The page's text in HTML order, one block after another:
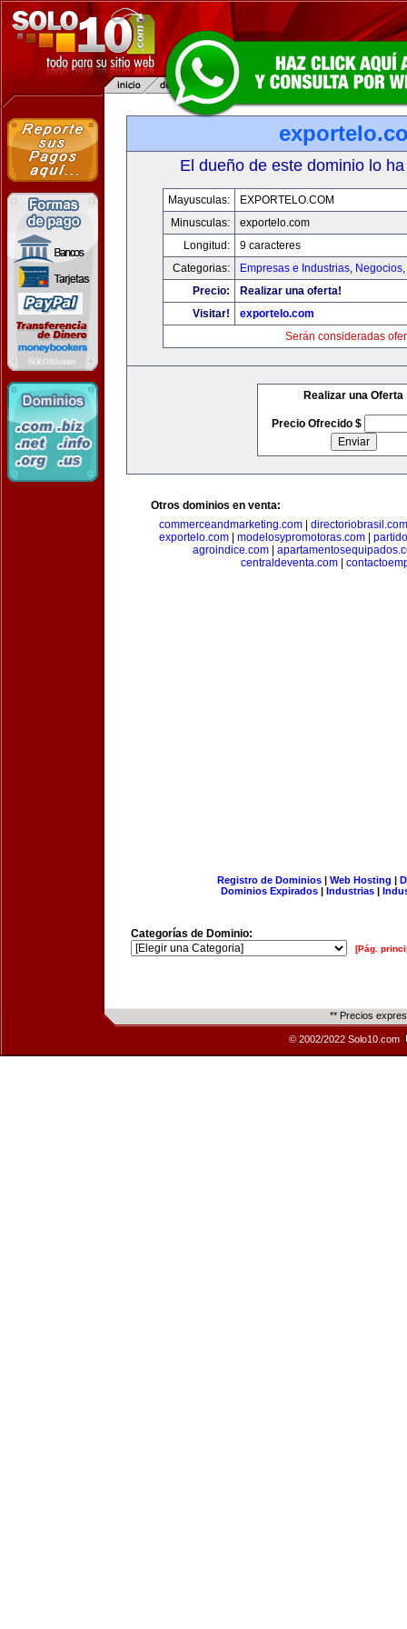
El dueño de este dominio lo
Mayusculas:
EXPORTELO.COM
Minusculas:
exportelo.com
Longitud:
9 caracteres
Categorias:
Empresas e Industrias, Negocios,
Precio:
Realizar una oferta!
Visitar!
exportelo.com
Serán consideradas
Realizar una Oferta
Precio Ofrecido $
Otros dominios en venta:
commerceandmarketing.com| directoriobrasil.com
exportelo.com
modelosypromotoras.com
agroindice.com
centraldeventa.com
Registro de Dominios| Web Hosting |
Dominios Expirados | Industrias |
Categorías de Dominio:
[Pág.
** Precios
© 2002/2022 Solo10.com